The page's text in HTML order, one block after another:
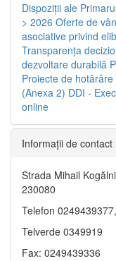
Dispoziţii ale
> 2026 Oferte de
asociative privind
Transparenţa
dezvoltare durabilă
Proiecte de hotărâre
(Anexa 2) DDI -
online
Informaţii de contact
Strada Mihail
230080
Telefon
Telverde 0349919
Fax: 0249439336